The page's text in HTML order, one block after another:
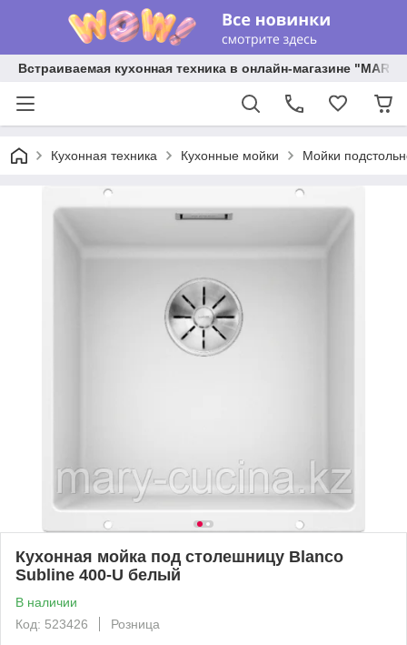
Встраиваемая кухонная техника в онлайн-магазине "MARY
Кухонная техника Кухонные мойки Мойки
Кухонная мойка под столешницу Blanco
Subline 400-U белый
В наличии
Код: 523426
Розница